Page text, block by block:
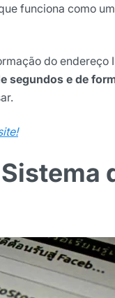
funciona como
do endereço
segundos e de